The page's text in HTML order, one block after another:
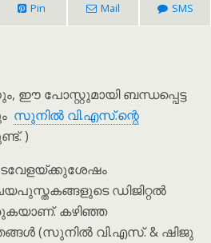
Pin Mail SMS
ഈ പോസ്റ്റുമായി ബന്ധപ്പെട്ട
സുനിൽ വി.എസ്.ന്റെ
)
ഡിജിറ്റൽ
കഴിഞ്ഞ
(സുനിൽ വി.എസ്. & ഷിജു